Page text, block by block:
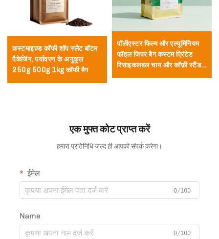
कस्टमाइज़्ड कॉफी शॉप फ्लैट बॉटम
पैकेजिंग, पर्यावरण के अनुकूल
250g 500g 1kg कॉफी बैग
पॉलीएस्टर फिल्म और एल्यूमिनियम
फॉइल जिपर बैग कस्टम प्रिंटेड
रिसाइकलबल चाय और कॉफ़ी स्टैंड
एक मुफ्त कोट प्राप्त करें
हमारा प्रतिनिधि जल्द ही आपको संपर्क करेगा।
ईमेल
0/100
Name
0/100